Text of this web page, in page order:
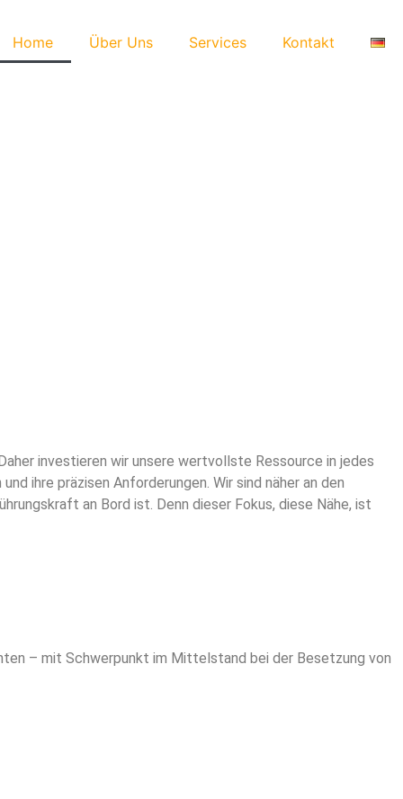
Home Über Uns Services Kontakt
investieren wir unsere wertvollste Ressource in jedes
ihre präzisen Anforderungen. Wir sind näher an den
an Bord ist. Denn dieser Fokus, diese Nähe, ist
– mit Schwerpunkt im Mittelstand bei der Besetzung von